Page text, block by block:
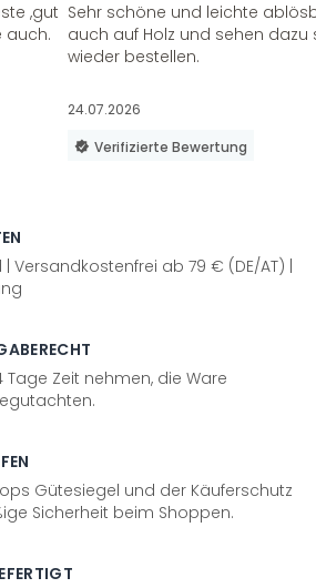
,gut
auch.
Sehr schöne und leichte
auch auf Holz und sehen
wieder bestellen.
24.07.2026
Verifizierte Bewertung
Versandkostenfrei ab 79 € (DE/AT) |
Tage Zeit nehmen, die Ware
Gütesiegel und der Käuferschutz
Sicherheit beim Shoppen.